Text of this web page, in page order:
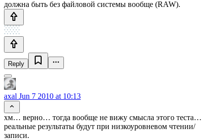
должна быть без файловой системы вообще (RAW).
Reply
axal Jun 7 2010 at 10:13
хм… верно… тогда вообще не вижу смысла этого теста…
реальные результаты будут при низкоуровневом чтении/
записи.